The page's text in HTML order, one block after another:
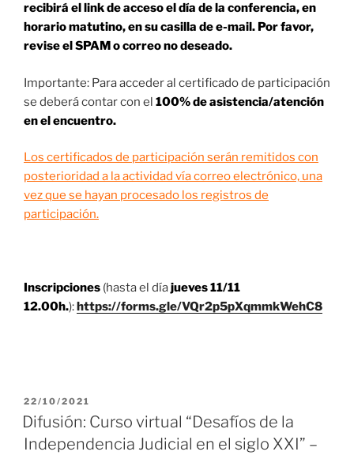
recibirá el link de acceso el día de la conferencia, en
horario matutino, en su casilla de e-mail. Por favor,
revise el SPAM o correo no deseado.
Importante: Para acceder al certificado de participación
se deberá contar con el 100% de asistencia/atención
en el encuentro.
Los certificados de participación serán remitidos con
posterioridad a la actividad vía correo electrónico, una
vez que se hayan procesado los registros de
participación.
Inscripciones (hasta el díajueves 11/11
12.00h.):https://forms.gle/VQr2p5pXqmmkWehC8
PUBLICADO
EL
22/10/2021
Difusión: Curso virtual “Desafíos de la
Independencia Judicial en el siglo XXI” –